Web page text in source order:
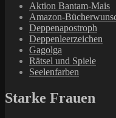
Aktion Bantam-Mais
Amazon-
Deppenapostroph
Deppenleerzeichen
Gagolga
Rätsel und Spiele
Seelenfarben
Starke Frauen